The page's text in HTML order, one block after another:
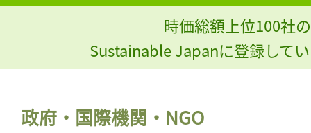
時価総額上位100社
Sustainable Japanに登録して
政府・国際機関・NGO